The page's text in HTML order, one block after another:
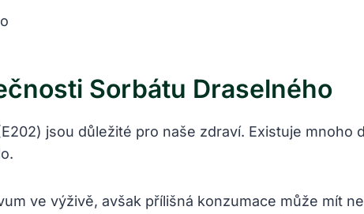
Sorbátu Draselného
jsou důležité pro naše zdraví. Existuje mnoho
ve výživě, avšak přílišná konzumace může mít